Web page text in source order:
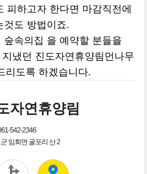
피하고자 한다면 마감직전에
것도 방법이죠.
속의집 을 예약할 분들을
냈던 진도자연휴양림먼나무
리도록 하겠습니다.